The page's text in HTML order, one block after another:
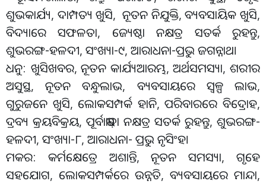
ଶୁଭକାର୍ଯ୍ୟ, ଦାମ୍ପତ୍ୟ ଖୁସି, ନୂତନ ନିଯୁକ୍ତି, ବ୍ୟବସାୟିକ ଖୁସି,
ବିଦ୍ୟାରେ ସଫଳତା, ଜ୍ୟେଷ୍ଠା ନକ୍ଷତ୍ର ସତର୍କ ରୁହନ୍ତୁ,
ଶୁଭରଙ୍ଗ-ହଳଦୀ, ସଂଖ୍ୟା-୯, ଆରାଧନା-ପ୍ରଭୁ ଜଗନ୍ନାଥ।
ଧନୁ: ଖୁସିଖବର, ନୂତନ କାର୍ଯ୍ୟଆରମ୍ଭ, ଅର୍ଥସମସ୍ୟା, ଶରୀର
ଅସୁସ୍ଥ, ନୂତନ ବନ୍ଧୁଲାଭ, ବ୍ୟବସାୟରେ ସ୍ବଳ୍ପ ଲାଭ,
ଗୁରୁଜନେ ଖୁସି, ଲୋକସମ୍ପର୍କ ହାନି, ପରିବାରରେ ବିଦ୍ରୋହ,
ଦ୍ରବ୍ୟ କ୍ରୟବିକ୍ରୟ, ପୂର୍ବାଷାଢ଼ା ନକ୍ଷତ୍ର ସତର୍କ ରୁହନ୍ତୁ, ଶୁଭରଙ୍ଗ-
ହଳଦୀ, ସଂଖ୍ୟା-୮, ଆରାଧନା- ପ୍ରଭୁ ନୃସିଂହ।
ମକର: କର୍ମକ୍ଷେତ୍ରେ ଅଶାନ୍ତି, ନୂତନ ସମସ୍ୟା, ଗୃହେ
ସହଯୋଗ, ଲୋକସମ୍ପର୍କରେ ଉନ୍ନତି, ବ୍ୟବସାୟରେ ମାନ୍ଦା,